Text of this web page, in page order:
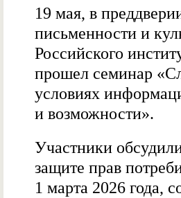
19 мая, в
письменности и
Российского
прошел семинар
условиях
и возможности».
Участники
защите прав
1 марта 2026 года,